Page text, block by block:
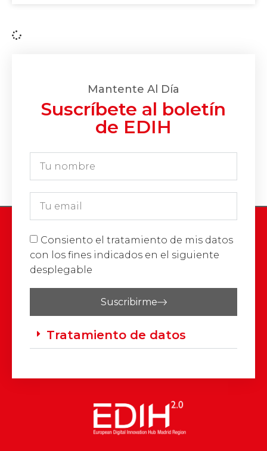
Mantente Al Día
Suscríbete al boletín
de EDIH
Consiento el tratamiento de mis datos
con los fines indicados en el siguiente
desplegable
Suscribirme
Tratamiento de datos